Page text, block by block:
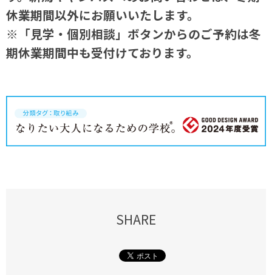
休業期間以外にお願いいたします。
※「見学・個別相談」ボタンからのご予約は冬
期休業期間中も受付けております。
SHARE